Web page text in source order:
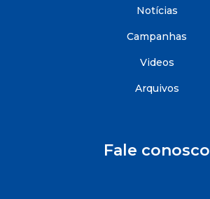
Notícias
Campanhas
Videos
Arquivos
Fale conosco